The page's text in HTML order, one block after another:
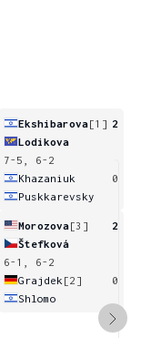
Ekshibarova[1] 2
Lodikova
7-5, 6-2
Khazaniuk
0
Puskkarevsky
Morozova[3]
2
Štefková
6-1, 6-2
Grajdek [2]
0
Shlomo